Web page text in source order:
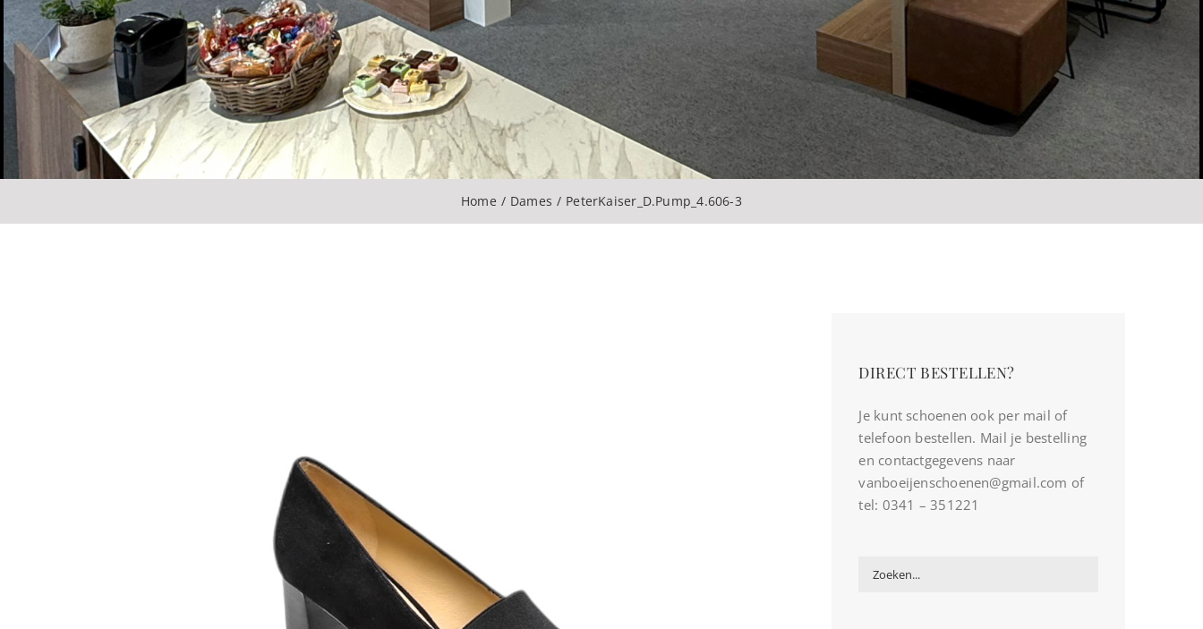
Home Dames PeterKaiser_D.Pump_4.606-3
DIRECT BESTELLEN?
Je kunt schoenen ook per mail of
telefoon bestellen. Mail je bestelling
en contactgegevens naar
vanboeijenschoenen@gmail.com of
tel: 0341 – 351221